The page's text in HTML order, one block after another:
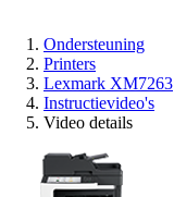
Ondersteuning
Printers
Lexmark XM7263
Instructievideo's
Video details